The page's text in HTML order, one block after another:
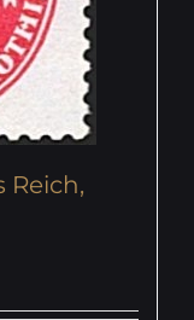
Reich,